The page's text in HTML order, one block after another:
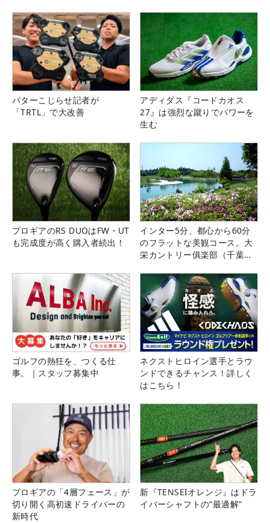
パターこじらせ記者が
「TRTL」で大改善
アディダス『コードカオス
27』は強烈な蹴りでパワーを
生む
プロギアのRS DUOはFW・UT
も完成度が高く購入者続出！
インター5分、都心から60分
のフラットな美観コース。大
栄カントリー俱楽部（千葉
ゴルフの熱狂を、つくる仕
事。｜スタッフ募集中
ネクストヒロイン選手とラウ
ンドできるチャンス！詳しく
はこちら！
プロギアの「4層フェース」が
切り開く高初速ドライバーの
新時代
新『TENSEIオレンジ』はドラ
イバーシャフトの“最適解”